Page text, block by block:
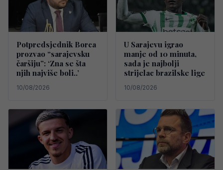
Potpredsjednik Borca
prozvao “sarajevsku
čaršiju”: ‘Zna se šta
njih najviše boli..’
10/08/2026
U Sarajevu igrao
manje od 10 minuta,
sada je najbolji
strijelac brazilske lige
10/08/2026